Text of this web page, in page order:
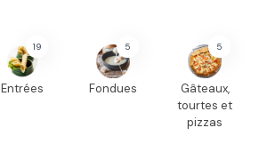
19
Entrées
5
Fondues
5
Gâteaux,
tourtes et
pizzas